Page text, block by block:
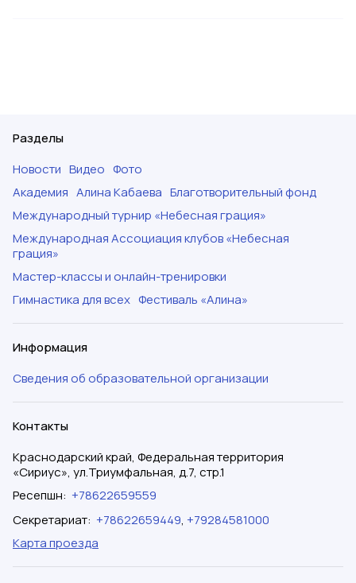
Разделы
Новости Видео Фото
Академия Алина Кабаева Благотворительный фонд
Международный турнир «Небесная грация»
Международная Ассоциация клубов «Небесная
грация»
Мастер-классы и онлайн-тренировки
Гимнастика для всех Фестиваль «Алина»
Информация
Сведения об образовательной организации
Контакты
Краснодарский край, Федеральная территория
«Сириус», ул.Триумфальная, д.7, стр.1
Ресепшн: +78622659559
Секретариат: +78622659449, +79284581000
Карта проезда